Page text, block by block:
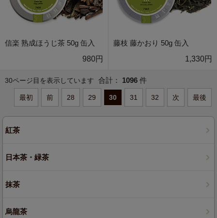
信楽 熟成ほうじ茶 50g 缶入
980円
藤枝 藤かおり 50g 缶入
1,330円
30ページ目を表示しています 合計： 1096 件
最初 前 28 29 30 31 32 次 最後
紅茶
日本茶・緑茶
抹茶
烏龍茶